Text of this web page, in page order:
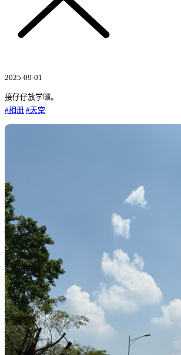
2025-09-01
接仔仔放学囉。
#相册 #天空